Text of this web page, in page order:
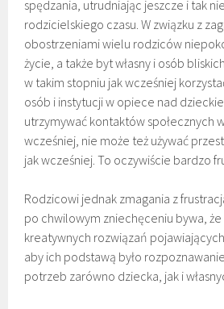
spędzania, utrudniając jeszcze i tak
rodzicielskiego czasu. W związku z
obostrzeniami wielu rodziców
życie, a także byt własny i osób
w takim stopniu jak wcześniej
osób i instytucji w opiece nad
utrzymywać kontaktów społecznych
wcześniej, nie może też używać
jak wcześniej. To oczywiście bardzo
Rodzicowi jednak zmagania z
po chwilowym zniechęceniu bywa, że
kreatywnych rozwiązań
aby ich podstawą było
potrzeb zarówno dziecka, jak i